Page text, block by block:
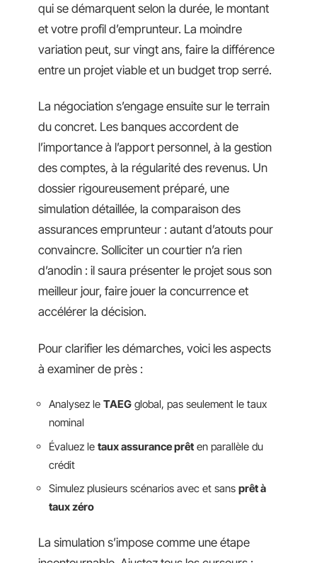
qui se démarquent selon la durée, le montant
et votre profil d’emprunteur. La moindre
variation peut, sur vingt ans, faire la différence
entre un projet viable et un budget trop serré.
La négociation s’engage ensuite sur le terrain
du concret. Les banques accordent de
l’importance à l’apport personnel, à la gestion
des comptes, à la régularité des revenus. Un
dossier rigoureusement préparé, une
simulation détaillée, la comparaison des
assurances emprunteur : autant d’atouts pour
convaincre. Solliciter un courtier n’a rien
d’anodin : il saura présenter le projet sous son
meilleur jour, faire jouer la concurrence et
accélérer la décision.
Pour clarifier les démarches, voici les aspects
à examiner de près :
Analysez le TAEG global, pas seulement le taux
nominal
Évaluez le taux assurance prêt en parallèle du
crédit
Simulez plusieurs scénarios avec et sans prêt à
taux zéro
La simulation s’impose comme une étape